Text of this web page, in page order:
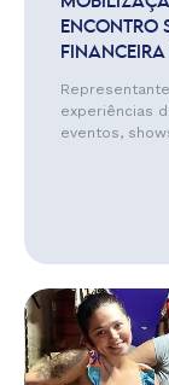
ENCONTRO
experiências
eventos,